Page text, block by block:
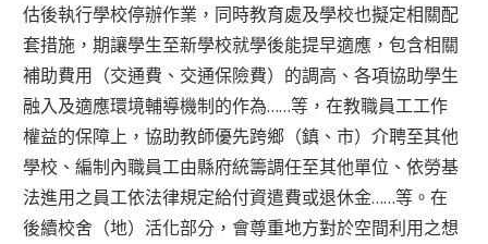
估後執行學校停辦作業，同時教育處及學校也擬定相關配
套措施，期讓學生至新學校就學後能提早適應，包含相關
補助費用（交通費、交通保險費）的調高、各項協助學生
融入及適應環境輔導機制的作為……等，在教職員工工作
權益的保障上，協助教師優先跨鄉（鎮、市）介聘至其他
學校、編制內職員工由縣府統籌調任至其他單位、依勞基
法進用之員工依法律規定給付資遣費或退休金……等。在
後續校舍（地）活化部分，會尊重地方對於空間利用之想